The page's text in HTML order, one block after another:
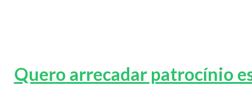
Quero arrecadar patrocínio